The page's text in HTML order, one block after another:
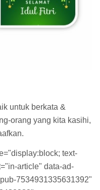
untuk berkata &
orang yang kita kasihi,
text-
article" data-ad-
7534931335631392"